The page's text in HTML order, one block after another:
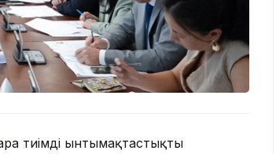
тиімді ынтымақтастықты